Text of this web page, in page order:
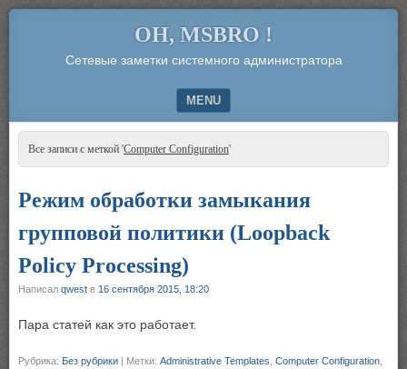
OH, MSBRO !
Сетевые заметки системного администратора
MENU
SKIP TO CONTENT
Все записи с меткой 'Computer Configuration'
Режим обработки замыкания
групповой политики (Loopback
Policy Processing)
Написал qwest в 16 сентября 2015, 18:20
Пара статей как это работает.
Рубрика: Без рубрики | Метки: Administrative Templates Computer Configuration